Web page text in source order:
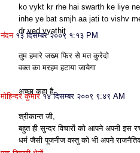
ko vykt kr rhe hai swarth ke liye
inhe ye bat smjh aa jati to vishv
dr ved vyathit
नंदन १३ दिसम्बर २००९ १:१३ PM
तुम हमारे जख्म फिर से मत कुरेदो
वक्त का मरहम हटाया जायेगा
अच्छा कहा है
मोहिन्दर कुमार १४ दिसम्बर २००९ ९:४९ AM
श्रीकान्त जी,
बहुत ही सुन्दर विचारों को आपने अपनी इस
धर्म जैसी पूजनीज वस्तु को भी अपने